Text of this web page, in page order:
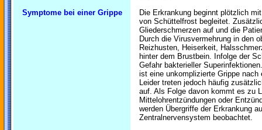
Symptome bei einer Grippe
Die Erkrankung beginnt plötzlich
von Schüttelfrost begleitet.
Gliederschmerzen auf und die
Durch die Virusvermehrung in den
Reizhusten, Heiserkeit,
hinter dem Brustbein. Infolge der
Gefahr bakterieller
ist eine unkomplizierte Grippe
Leider treten jedoch häufig
auf. Als Folge davon kommt es zu
Mittelohrentzündungen oder
werden Übergriffe der Erkrankung
Zentralnervensystem beobachtet.